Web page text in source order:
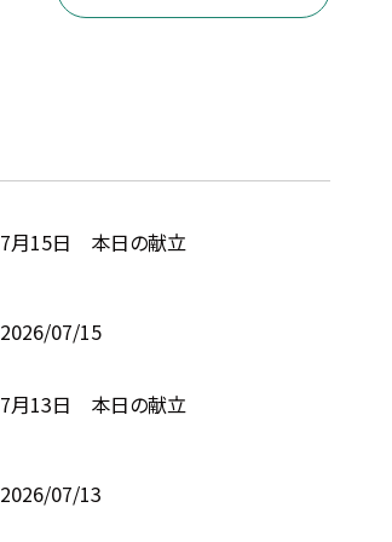
7月15日 本日の献立
2026/07/15
7月13日 本日の献立
2026/07/13